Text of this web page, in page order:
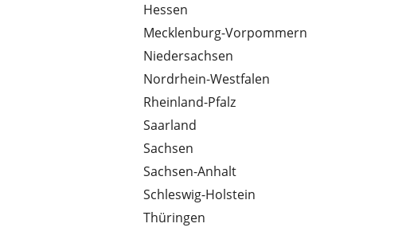
Hessen
Mecklenburg-Vorpommern
Niedersachsen
Nordrhein-Westfalen
Rheinland-Pfalz
Saarland
Sachsen
Sachsen-Anhalt
Schleswig-Holstein
Thüringen